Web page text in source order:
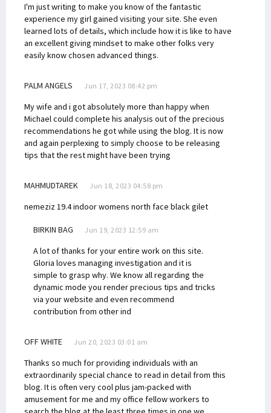
I'm just writing to make you know of the fantastic
experience my girl gained visiting your site. She even
learned lots of details, which include how it is like to have
an excellent giving mindset to make other folks very
easily know chosen advanced things.
PALM ANGELS Jun 17, 2023 08:42 pm
My wife and i got absolutely more than happy when
Michael could complete his analysis out of the precious
recommendations he got while using the blog. It is now
and again perplexing to simply choose to be releasing
tips that the rest might have been trying
MAHMUDTAREK Jun 18, 2023 04:58 pm
nemeziz 19.4 indoorwomens north face black gilet
BIRKIN BAG Jun 19, 2023 12:59 am
A lot of thanks for your entire work on this site.
Gloria loves managing investigation and it is
simple to grasp why. We know all regarding the
dynamic mode you render precious tips and tricks
via your website and even recommend
contribution from other ind
OFF WHITE Jun 20, 2023 03:01 am
Thanks so much for providing individuals with an
extraordinarily special chance to read in detail from this
blog. It is often very cool plus jam-packed with
amusement for me and my office fellow workers to